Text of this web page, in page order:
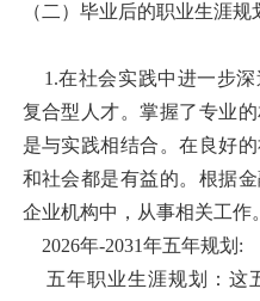
（二）毕业后的职业生涯规
1.在社会实践中进一步深
复合型人才。掌握了专业
是与实践相结合。在良好
和社会都是有益的。根据
企业机构中，从事相关工作。
2026年-2031年五年规划:
五年职业生涯规划：这